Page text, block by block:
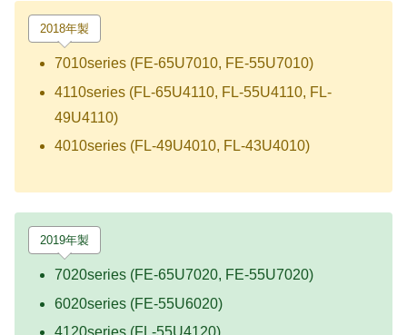
2018年製
7010series (FE-65U7010, FE-55U7010)
4110series (FL-65U4110, FL-55U4110, FL-
49U4110)
4010series (FL-49U4010, FL-43U4010)
2019年製
7020series (FE-65U7020, FE-55U7020)
6020series (FE-55U6020)
4120series (FL-55U4120)